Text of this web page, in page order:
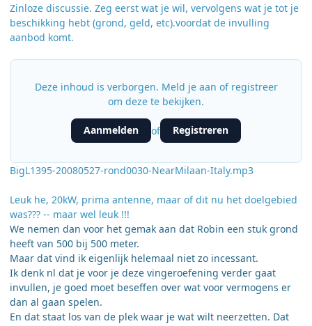
Zinloze discussie. Zeg eerst wat je wil, vervolgens wat je tot je
beschikking hebt (grond, geld, etc).voordat de invulling
aanbod komt.
Deze inhoud is verborgen. Meld je aan of registreer
om deze te bekijken.
Aanmelden of Registreren
BigL1395-20080527-rond0030-NearMilaan-Italy.mp3
Leuk he, 20kW, prima antenne, maar of dit nu het doelgebied
was??? -- maar wel leuk !!!
We nemen dan voor het gemak aan dat Robin een stuk grond
heeft van 500 bij 500 meter.
Maar dat vind ik eigenlijk helemaal niet zo incessant.
Ik denk nl dat je voor je deze vingeroefening verder gaat
invullen, je goed moet beseffen over wat voor vermogens er
dan al gaan spelen.
En dat staat los van de plek waar je wat wilt neerzetten. Dat